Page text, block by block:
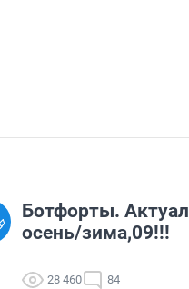
Ботфорты.
осень/зима,09!!!
28 460 84